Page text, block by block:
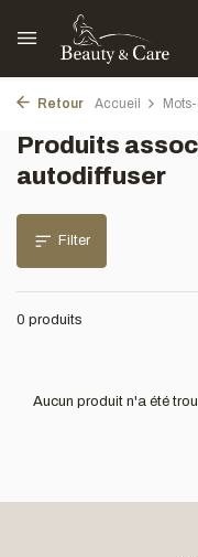
Retour Accueil
Produits
autodiffuser
Filter
0 produits
Aucun produit n'a été